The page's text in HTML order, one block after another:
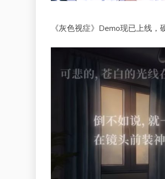
《灰色视症》Demo现已上线，